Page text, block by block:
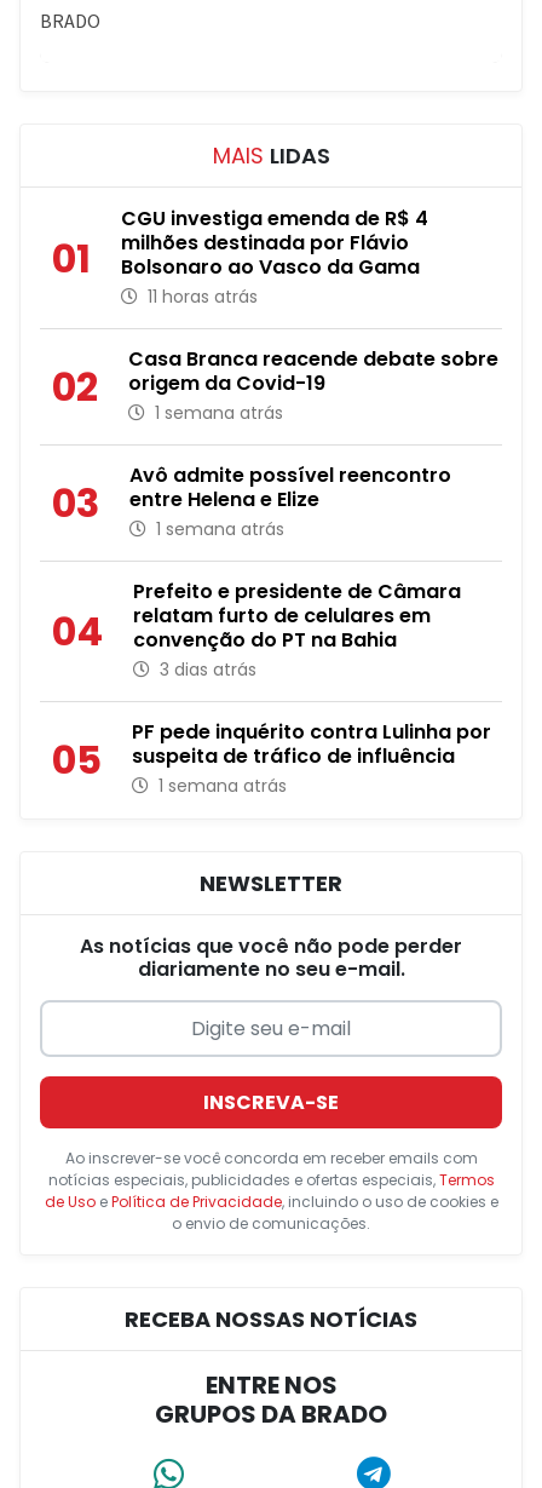
MAIS LIDAS
01
CGU investiga emenda de R$ 4
milhões destinada por Flávio
Bolsonaro ao Vasco da Gama
11 horas atrás
02
Casa Branca reacende debate sobre
origem da Covid-19
1 semana atrás
03
Avô admite possível reencontro
entre Helena e Elize
1 semana atrás
04
Prefeito e presidente de Câmara
relatam furto de celulares em
convenção do PT na Bahia
3 dias atrás
05
PF pede inquérito contra Lulinha por
suspeita de tráfico de influência
1 semana atrás
NEWSLETTER
As notícias que você não pode perder
diariamente no seu e-mail.
INSCREVA-SE
Ao inscrever-se você concorda em receber emails com
notícias especiais, publicidades e ofertas especiais,Termos
de UsoePolítica de Privacidade, incluindo o uso de cookies e
o envio de comunicações.
RECEBA NOSSAS NOTÍCIAS
ENTRE NOS
GRUPOS DA BRADO